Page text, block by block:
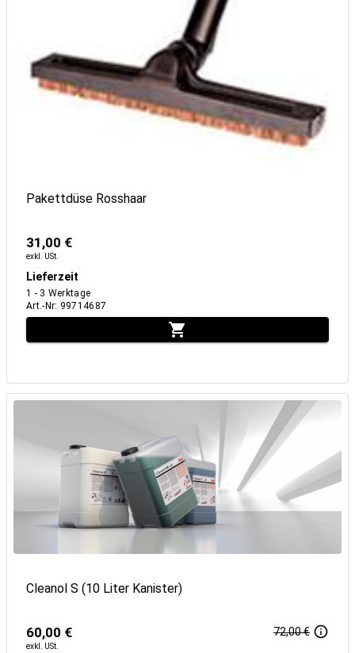
Pakettdüse Rosshaar
31,00 €
exkl. USt.
Lieferzeit
1 - 3 Werktage
Art.-Nr: 99714687
Cleanol S (10 Liter Kanister)
60,00 €
exkl. USt.
72,00 €